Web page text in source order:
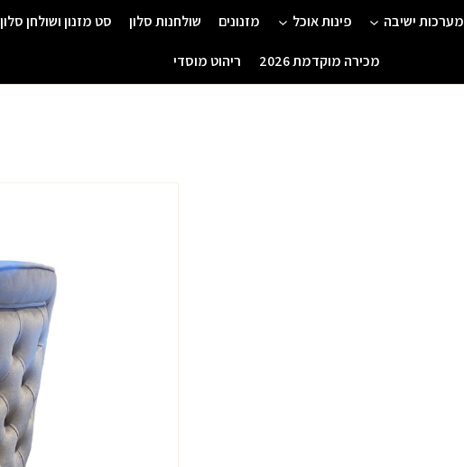
מערכות ישיבה פינות אוכל מזנונים שולחנות סלון סט מזנון ושולחן סלון
מכירה מוקדמת 2026 ריהוט מוסדי